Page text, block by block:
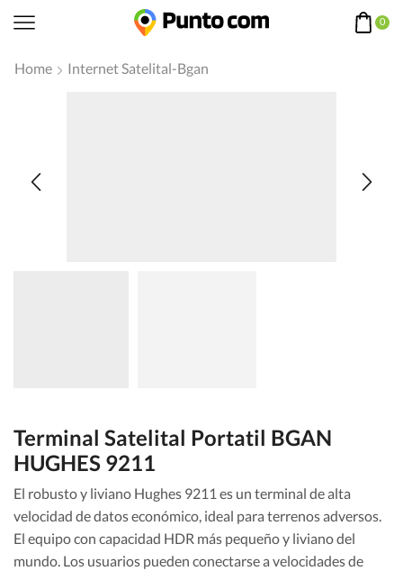
0
Home Internet Satelital-Bgan
Terminal Satelital Portatil BGAN
HUGHES 9211
El robusto y liviano Hughes 9211 es un terminal de alta
velocidad de datos económico, ideal para terrenos adversos.
El equipo con capacidad HDR más pequeño y liviano del
mundo. Los usuarios pueden conectarse a velocidades de